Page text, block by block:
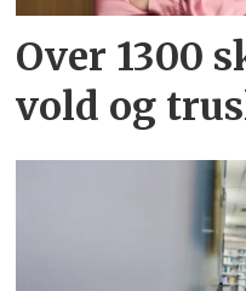
Over 1300
vold og